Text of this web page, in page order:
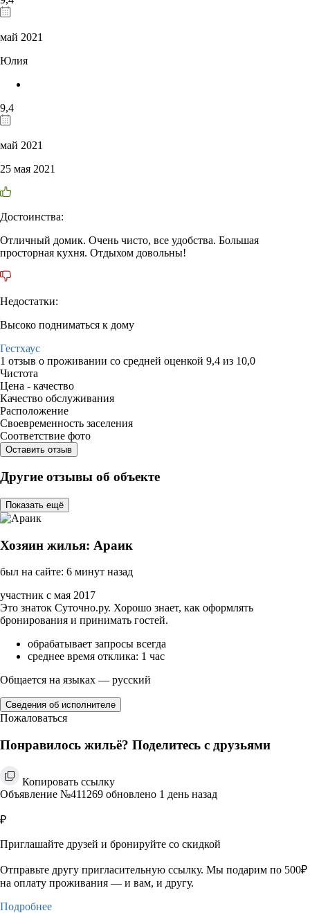
май 2021
Юлия
9,4
май 2021
25 мая 2021
Достоинства:
Отличный домик. Очень чисто, все удобства. Большая
просторная кухня. Отдыхом довольны!
Недостатки:
Высоко подниматься к дому
Гестхаус
1 отзыв о проживании со средней оценкой 9,4 из 10,0
Чистота
Цена - качество
Качество обслуживания
Расположение
Своевременность заселения
Соответствие фото
Оставить отзыв
Другие отзывы об объекте
Показать ещё
Хозяин жилья: Араик
был на сайте: 6 минут назад
участник с мая 2017
Это знаток Суточно.ру. Хорошо знает, как оформлять
бронирования и принимать гостей.
обрабатывает запросы всегда
среднее время отклика: 1 час
Общается на языках — русский
Сведения об исполнителе
Пожаловаться
Понравилось жильё? Поделитесь с друзьями
Копировать ссылку
Объявление №411269 обновлено 1 день назад
₽
Приглашайте друзей и бронируйте со скидкой
Отправьте другу пригласительную ссылку. Мы подарим по 500₽
на оплату проживания — и вам, и другу.
Подробнее